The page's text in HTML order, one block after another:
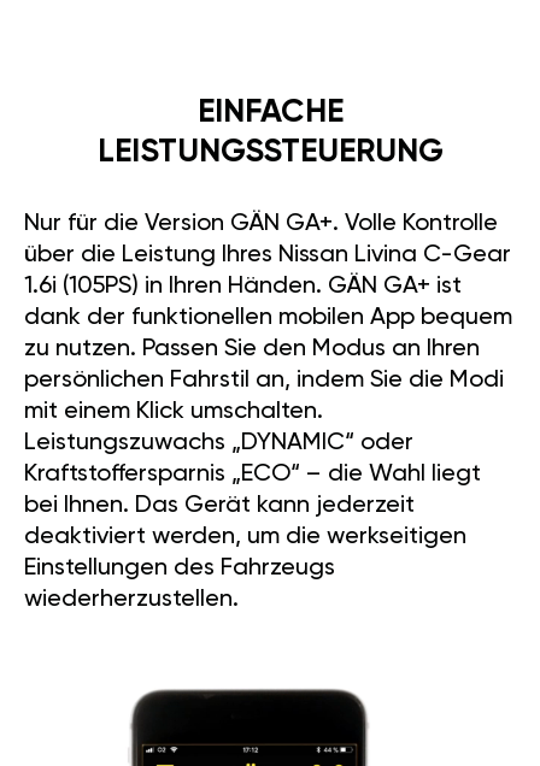
EINFACHE
LEISTUNGSSTEUERUNG
Nur für die Version GÄN GA+. Volle Kontrolle
über die Leistung Ihres Nissan Livina C-Gear
1.6i (105PS) in Ihren Händen. GÄN GA+ ist
dank der funktionellen mobilen App bequem
zu nutzen. Passen Sie den Modus an Ihren
persönlichen Fahrstil an, indem Sie die Modi
mit einem Klick umschalten.
Leistungszuwachs „DYNAMIC“ oder
Kraftstoffersparnis „ECO“ – die Wahl liegt
bei Ihnen. Das Gerät kann jederzeit
deaktiviert werden, um die werkseitigen
Einstellungen des Fahrzeugs
wiederherzustellen.